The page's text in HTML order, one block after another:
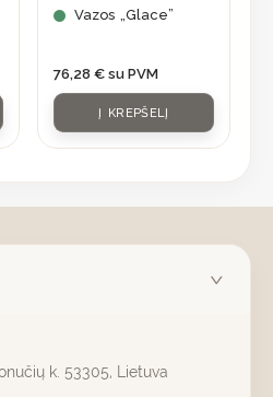
Vazos „Glace”
76,28 € su PVM
Į KREPŠELĮ
k. 53305, Lietuva